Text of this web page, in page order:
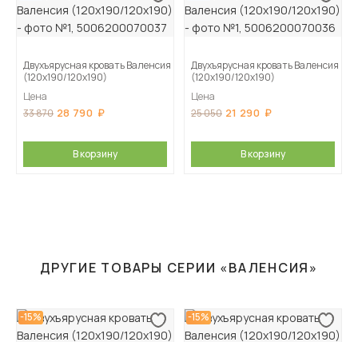
Двухъярусная кровать Валенсия
(120х190/120х190)
Цена
33 870 28 790
В корзину
Двухъярусная кровать Валенсия
(120х190/120х190)
Цена
25 050 21 290
В корзину
ДРУГИЕ ТОВАРЫ СЕРИИ «ВАЛЕНСИЯ»
-15% -15%